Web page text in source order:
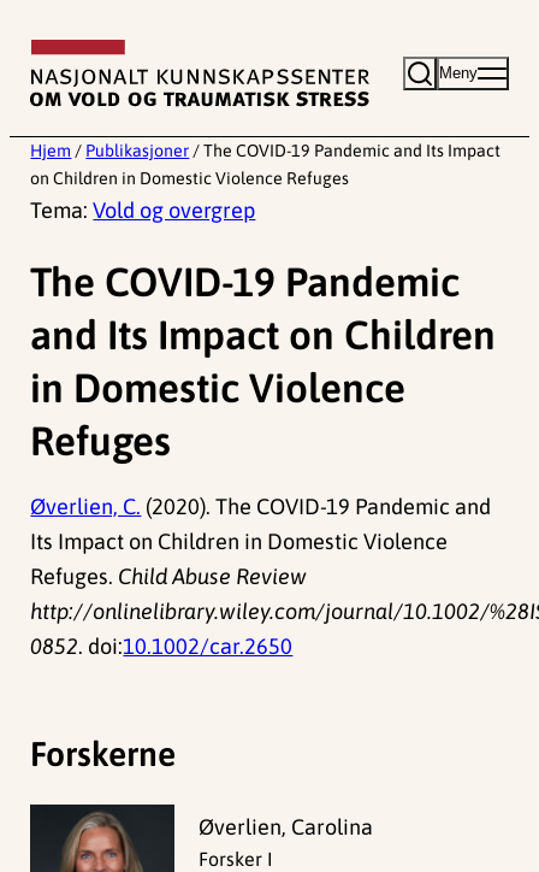
innhold
Meny
Hjem / Publikasjoner / The COVID-19 Pandemic and Its Impact
on Children in Domestic Violence Refuges
Tema:Vold og overgrep
The COVID-19 Pandemic
and Its Impact on Children
in Domestic Violence
Refuges
Øverlien, C. (2020). The COVID-19 Pandemic and
Its Impact on Children in Domestic Violence
Refuges. Child Abuse Review
http://onlinelibrary.wiley.com/journal/10.1002/
0852. doi:10.1002/car.2650
Forskerne
Øverlien, Carolina
Forsker I